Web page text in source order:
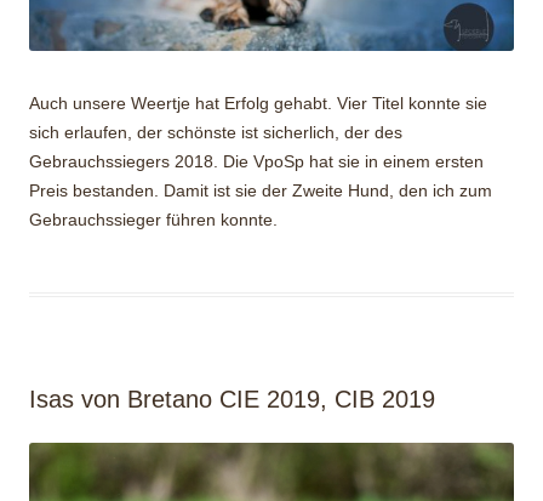
Auch unsere Weertje hat Erfolg gehabt. Vier Titel konnte sie
sich erlaufen, der schönste ist sicherlich, der des
Gebrauchssiegers 2018. Die VpoSp hat sie in einem ersten
Preis bestanden. Damit ist sie der Zweite Hund, den ich zum
Gebrauchssieger führen konnte.
Isas von Bretano CIE 2019, CIB 2019